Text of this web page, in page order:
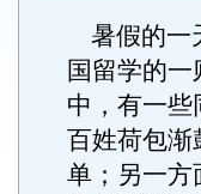
暑假的一
国留学的
中，有一
百姓荷包渐
单；另一方